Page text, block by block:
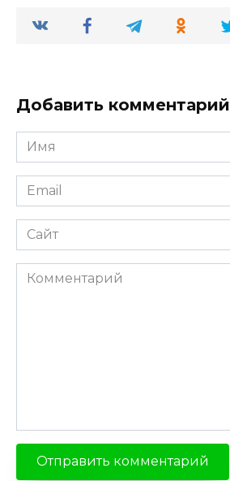
Добавить комментарий
Имя
*
Email
*
Сайт
Комментарий